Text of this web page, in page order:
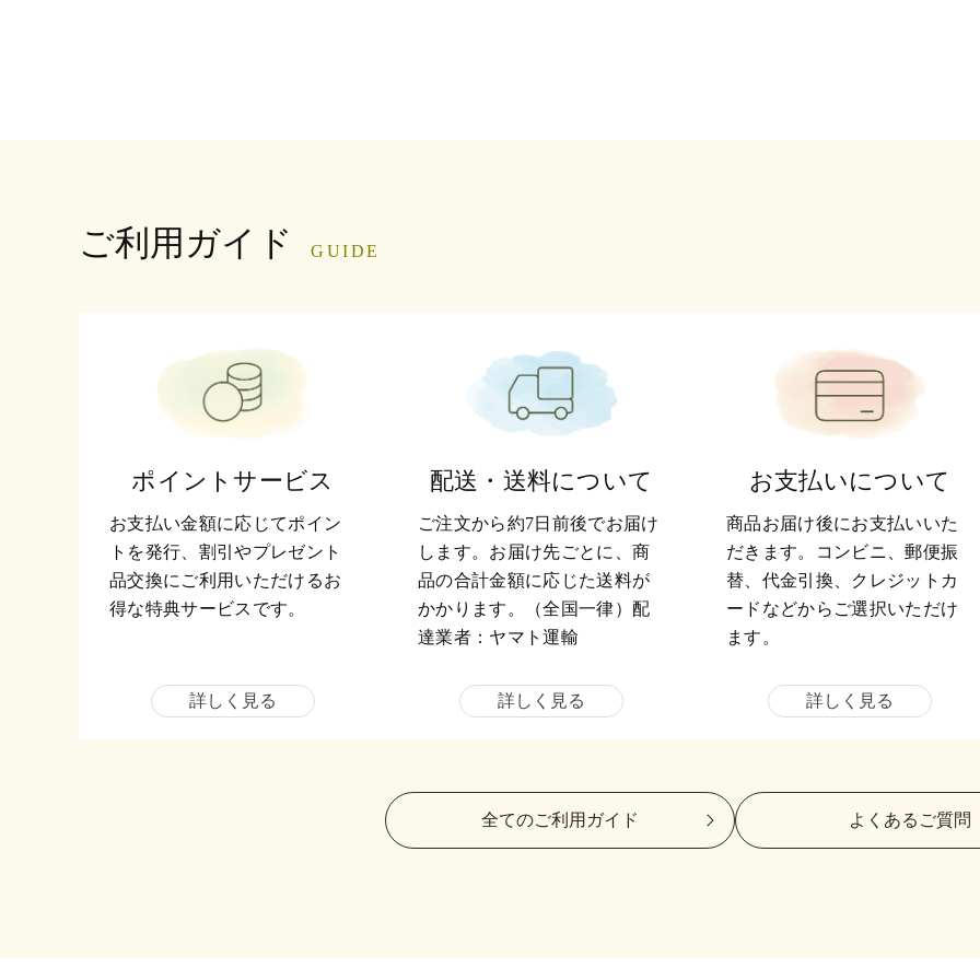
ご利用ガイド GUIDE
ポイントサービス
お支払い金額に応じてポイン
トを発行、割引やプレゼント
品交換にご利用いただけるお
得な特典サービスです。
詳しく見る
配送・送料について
ご注文から約7日前後でお届け
します。お届け先ごとに、商
品の合計金額に応じた送料が
かかります。（全国一律）配
達業者：ヤマト運輸
詳しく見る
お支払いについて
商品お届け後にお支払いいた
だきます。コンビニ、郵便振
替、代金引換、クレジットカ
ードなどからご選択いただけ
ます。
詳しく見る
全てのご利用ガイド よくあるご質問